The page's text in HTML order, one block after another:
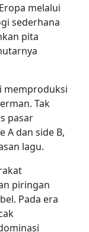
melalui
sederhana
pita
memproduksi
Tak
pasar
A dan side B,
lagu.
piringan
Pada era